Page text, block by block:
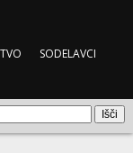
SODELAVCI